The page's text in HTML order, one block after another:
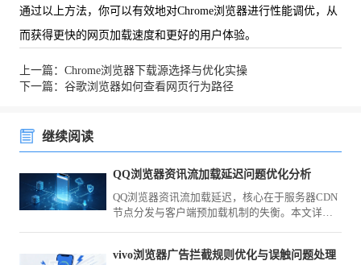
通过以上方法，你可以有效地对Chrome浏览器进行性能调优，从
而获得更快的网页加载速度和更好的用户体验。
上一篇：Chrome浏览器下载源选择与优化实操
下一篇：谷歌浏览器如何查看网页行为路径
继续阅读
QQ浏览器资讯流加载延迟问题优化分析
QQ浏览器资讯流加载延迟，核心在于服务器CDN
节点分发与客户端预加载机制的失衡。本文详细
讯阅读的即时交互体验。
vivo浏览器广告拦截规则优化与误触问题处理